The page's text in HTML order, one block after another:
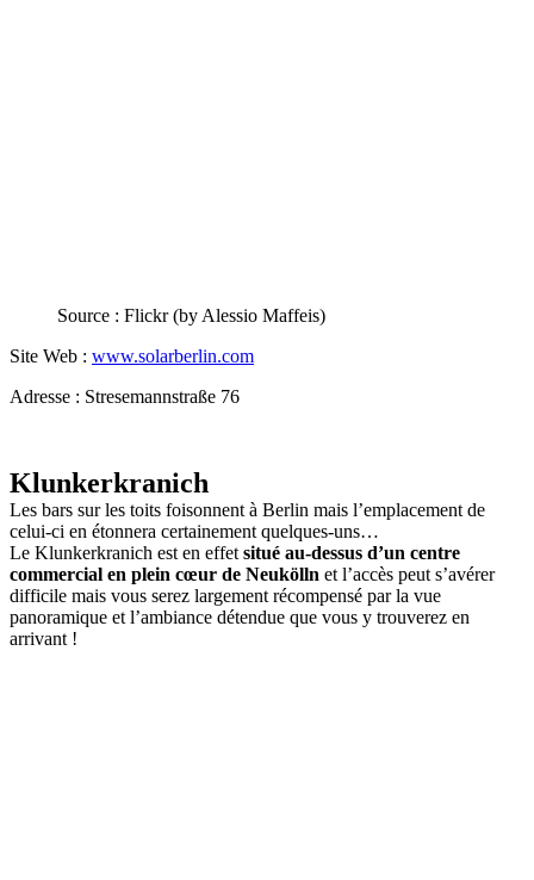
Source : Flickr (by Alessio Maffeis)
Site Web : www.solarberlin.com
Adresse : Stresemannstraße 76
Klunkerkranich
Les bars sur les toits foisonnent à Berlin mais l’emplacement de
celui-ci en étonnera certainement quelques-uns…
Le Klunkerkranich est en effet situé au-dessus d’un centre
commercial en plein cœur de Neukölln et l’accès peut s’avérer
difficile mais vous serez largement récompensé par la vue
panoramique et l’ambiance détendue que vous y trouverez en
arrivant !